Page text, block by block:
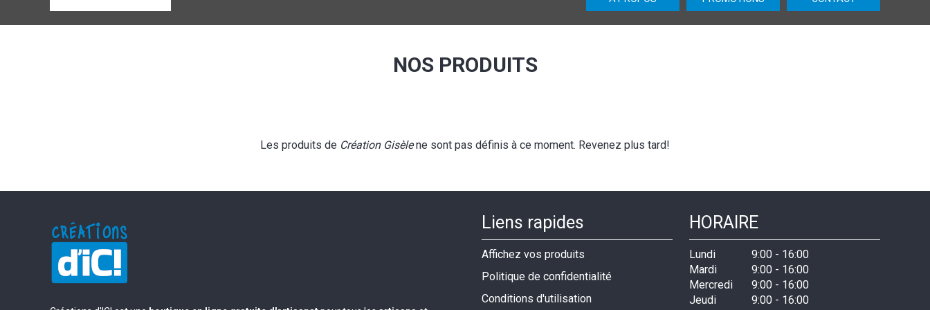
NOS PRODUITS
Les produits de Création Gisèlene sont pas définis à ce moment. Revenez plus tard!
Liens rapides
Affichez vos produits
Politique de confidentialité
Conditions d'utilisation
HORAIRE
Lundi 9:00- 16:00
Mardi
9:00- 16:00
Mercredi
9:00- 16:00
Jeudi
9:00- 16:00